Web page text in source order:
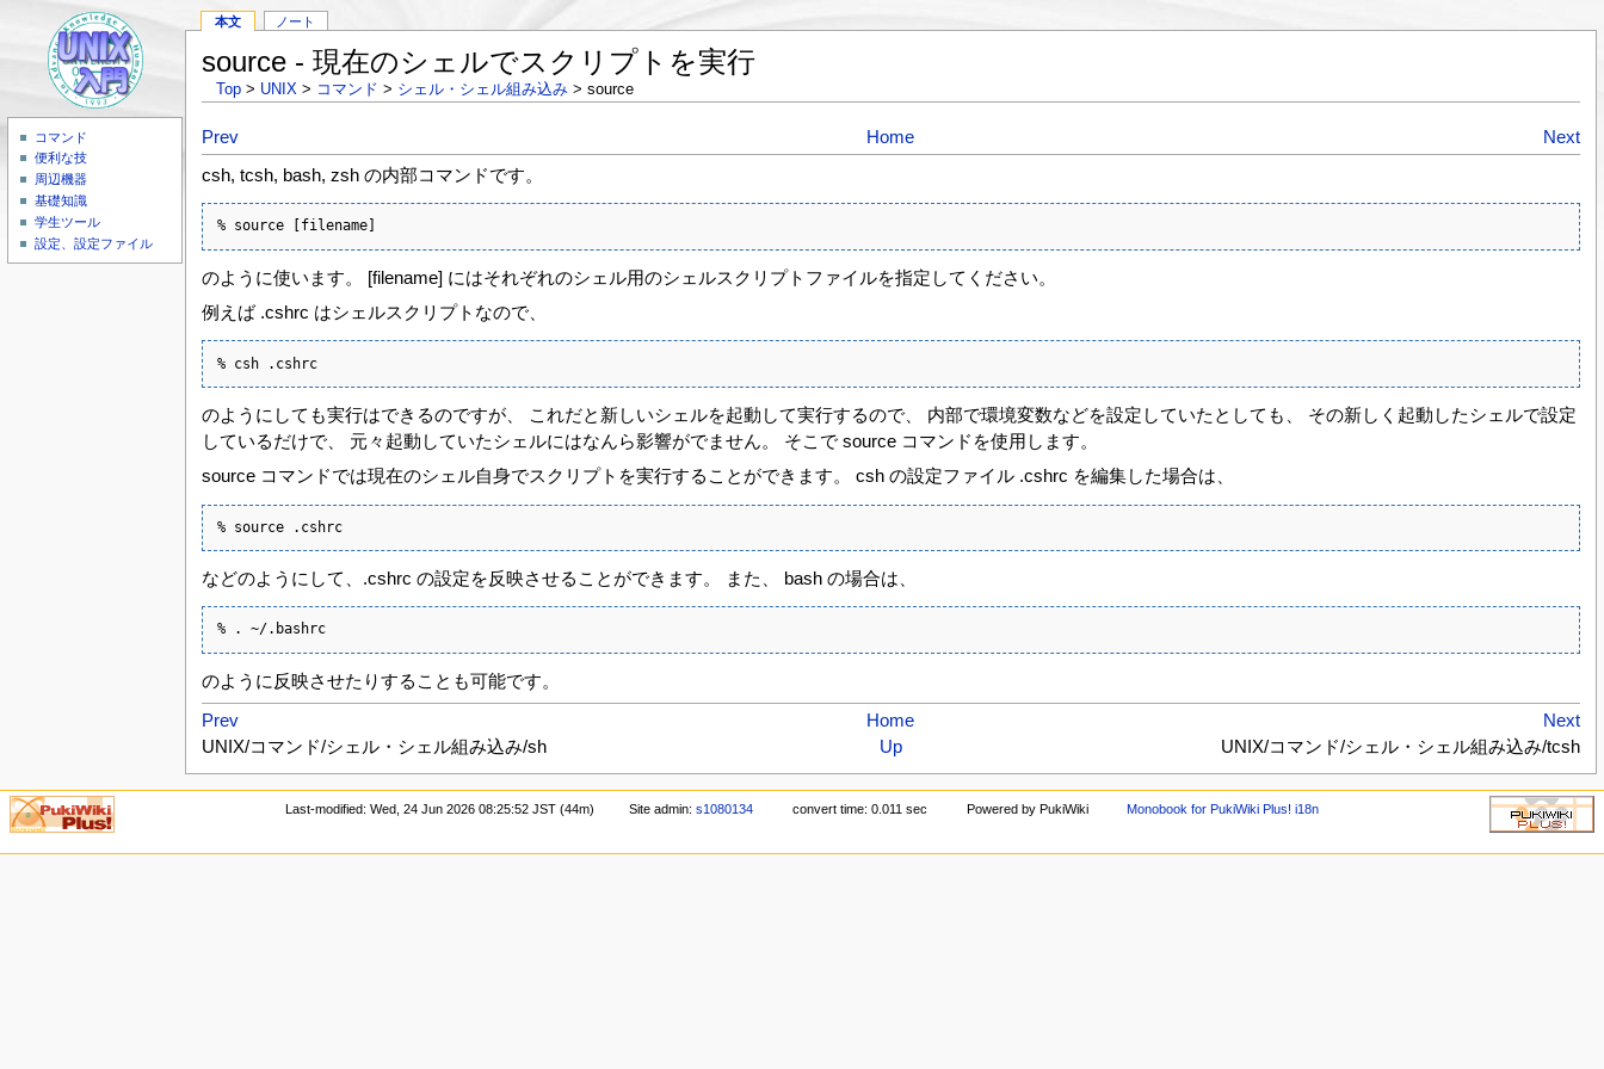
コマンド
便利な技
周辺機器
基礎知識
学生ツール
設定、設定ファイル
本文 ノート
source - 現在のシェルでスクリプトを実行
Top > UNIX > コマンド > シェル・シェル組み込み > source
Prev Home
Next
csh, tcsh, bash, zsh の内部コマンドです。
% source [filename]
のように使います。 [filename] にはそれぞれのシェル用のシェルスクリプトファイルを指定してください。
例えば .cshrc はシェルスクリプトなので、
% csh .cshrc
のようにしても実行はできるのですが、 これだと新しいシェルを起動して実行するので、 内部で環境変数などを設定していたとしても、 その新しく起動したシェルで設定
しているだけで、 元々起動していたシェルにはなんら影響がでません。 そこで source コマンドを使用します。
source コマンドでは現在のシェル自身でスクリプトを実行することができます。 csh の設定ファイル .cshrc を編集した場合は、
% source .cshrc
などのようにして、.cshrc の設定を反映させることができます。 また、 bash の場合は、
% . ~/.bashrc
のように反映させたりすることも可能です。
Prev
UNIX/コマンド/シェル・シェル組み込み/sh
Home
Up
Next
UNIX/コマンド/シェル・シェル組み込み/tcsh
Last-modified: Wed, 24 Jun 2026 08:25:52 JST (44m) Site admin:s1080134 convert time: 0.011 sec Powered by PukiWiki Monobook for PukiWiki Plus! i18n